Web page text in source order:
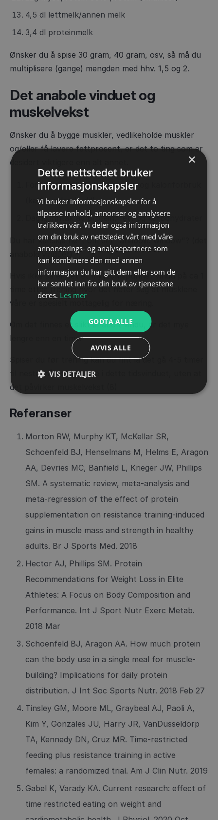
4,5 dl lettmelk/annen melk
3,4 dl proteinmelk
Ønsker du å spise 30 gram, 40 gram, osv, så må du
multiplisere (gange) mengden med hhv. 1,5 og 2.
Det anabole vinduet og
muskelvekst
Ønsker du å bygge muskler, vedlikeholde muskler
og/eller få lavere fettprosent, er det to ting som er
desidert viktigere enn alt annet.
Forholdet mellom kaloriinntak og kaloriforbruk
(kaloriunderskudd)
Daglig inntak av protein, fett og karbohydrater
Du har kanskje hørt om det "anabolic window"? (det
anabole vinduet)
Hvis ikke så er det et myteomspunnet vindu på ca 1
time etter trening hvor det heter seg at musklene
våre er spesielt mottagelig for næring.
Om det finnes et slikt anabolt vindu, er det mye
lengre enn en time.
Spiser du før trening kan du fint la det gå 4-5 timer
til neste måltid og trene i dette tidsvinduet, uten at
det påvirker muskelvekst (8)
Referanser
Morton RW, Murphy KT, McKellar SR,
Schoenfeld BJ, Henselmans M, Helms E, Aragon
AA, Devries MC, Banfield L, Krieger JW, Phillips
SM. A systematic review, meta-analysis and
meta-regression of the effect of protein
supplementation on resistance training-induced
gains in muscle mass and strength in healthy
adults. Br J Sports Med. 2018
Hector AJ, Phillips SM. Protein
Recommendations for Weight Loss in Elite
Athletes: A Focus on Body Composition and
Performance. Int J Sport Nutr Exerc Metab.
2018 Mar
Schoenfeld BJ, Aragon AA. How much protein
can the body use in a single meal for muscle-
building? Implications for daily protein
distribution. J Int Soc Sports Nutr. 2018 Feb 27
Tinsley GM, Moore ML, Graybeal AJ, Paoli A,
Kim Y, Gonzales JU, Harry JR, VanDusseldorp
TA, Kennedy DN, Cruz MR. Time-restricted
feeding plus resistance training in active
females: a randomized trial. Am J Clin Nutr. 2019
Gabel K, Varady KA. Current research: effect of
time restricted eating on weight and
×
Dette nettstedet bruker
informasjonskapsler
Vi bruker informasjonskapsler for å
tilpasse innhold, annonser og analysere
trafikken vår. Vi deler også informasjon
om din bruk av nettstedet vårt med våre
annonserings- og analysepartnere som
kan kombinere den med annen
informasjon du har gitt dem eller som de
har samlet inn fra din bruk av tjenestene
deres. Les mer
GODTA ALLE
AVVIS ALLE
VIS DETALJER